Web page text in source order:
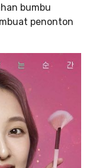
bumbu
penonton